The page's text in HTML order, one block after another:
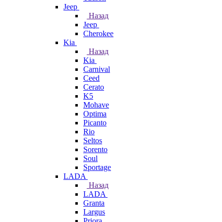
Jeep
Назад
Jeep
Cherokee
Kia
Назад
Kia
Carnival
Ceed
Cerato
K5
Mohave
Optima
Picanto
Rio
Seltos
Sorento
Soul
Sportage
LADA
Назад
LADA
Granta
Largus